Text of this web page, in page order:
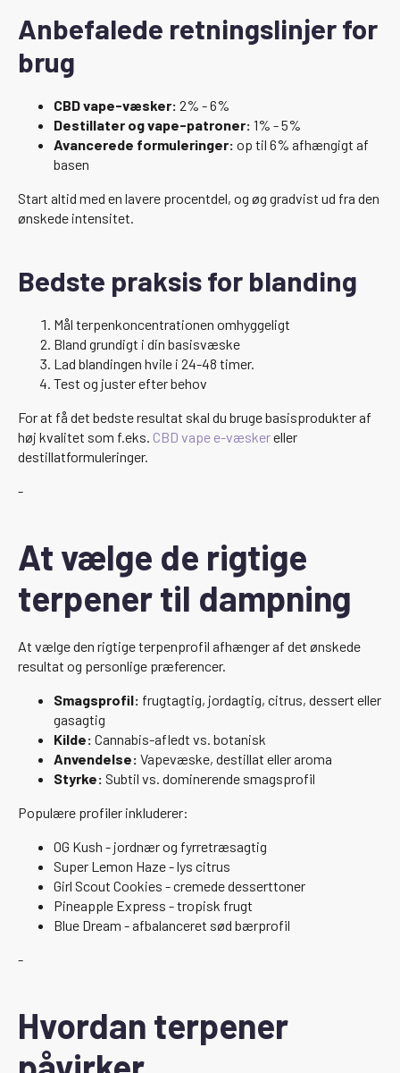
Anbefalede retningslinjer for
brug
CBD vape-væsker: 2% - 6%
Destillater og vape-patroner: 1% - 5%
Avancerede formuleringer: op til 6% afhængigt af
basen
Start altid med en lavere procentdel, og øg gradvist ud fra den
ønskede intensitet.
Bedste praksis for blanding
Mål terpenkoncentrationen omhyggeligt
Bland grundigt i din basisvæske
Lad blandingen hvile i 24-48 timer.
Test og juster efter behov
For at få det bedste resultat skal du bruge basisprodukter af
høj kvalitet som f.eks. CBD vape e-væskereller
destillatformuleringer.
-
At vælge de rigtige
terpener til dampning
At vælge den rigtige terpenprofil afhænger af det ønskede
resultat og personlige præferencer.
Smagsprofil: frugtagtig, jordagtig, citrus, dessert eller
gasagtig
Kilde: Cannabis-afledt vs. botanisk
Anvendelse: Vapevæske, destillat eller aroma
Styrke: Subtil vs. dominerende smagsprofil
Populære profiler inkluderer:
OG Kush - jordnær og fyrretræsagtig
Super Lemon Haze - lys citrus
Girl Scout Cookies - cremede desserttoner
Pineapple Express - tropisk frugt
Blue Dream - afbalanceret sød bærprofil
-
Hvordan terpener